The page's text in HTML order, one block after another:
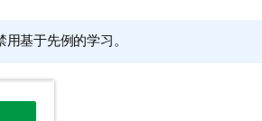
基于先例的学习。